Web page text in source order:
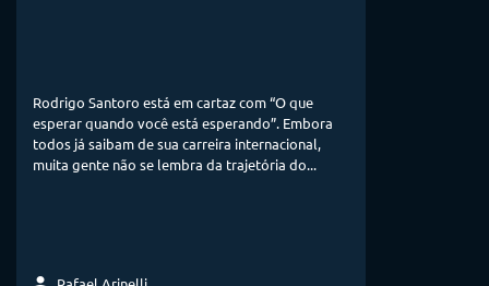
Rodrigo Santoro está em cartaz com “O que
esperar quando você está esperando”. Embora
todos já saibam de sua carreira internacional,
muita gente não se lembra da trajetória do...